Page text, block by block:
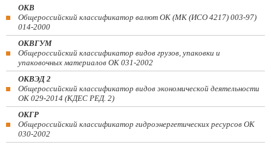
ОКВ
Общероссийский классификатор валют ОК (МК (ИСО 4217) 003-97)
014-2000
ОКВГУМ
Общероссийский классификатор видов грузов, упаковки и
упаковочных материалов ОК 031-2002
ОКВЭД 2
Общероссийский классификатор видов экономической деятельности
ОК 029-2014 (КДЕС РЕД. 2)
ОКГР
Общероссийский классификатор гидроэнергетических ресурсов ОК
030-2002